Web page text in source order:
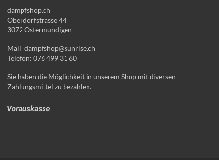
dampfshop.ch
Oberdorfstrasse 44
3072 Ostermundigen
Mail: dampfshop@sunrise.ch
Telefon: 076 499 31 60
Sie haben die Möglichkeit in unserem Shop mit diversen
Zahlungsmittel zu bezahlen.